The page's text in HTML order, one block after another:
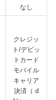
なし
クレジッ
ト/デビッ
トカード
モバイル
キャリア
決済（ d